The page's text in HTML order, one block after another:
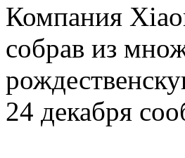
Компания
собрав из
24 декабря